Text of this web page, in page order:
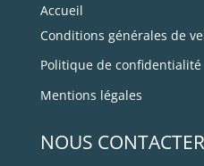
Accueil
Conditions générales de
Politique de confidentialité
Mentions légales
NOUS CONTACTER